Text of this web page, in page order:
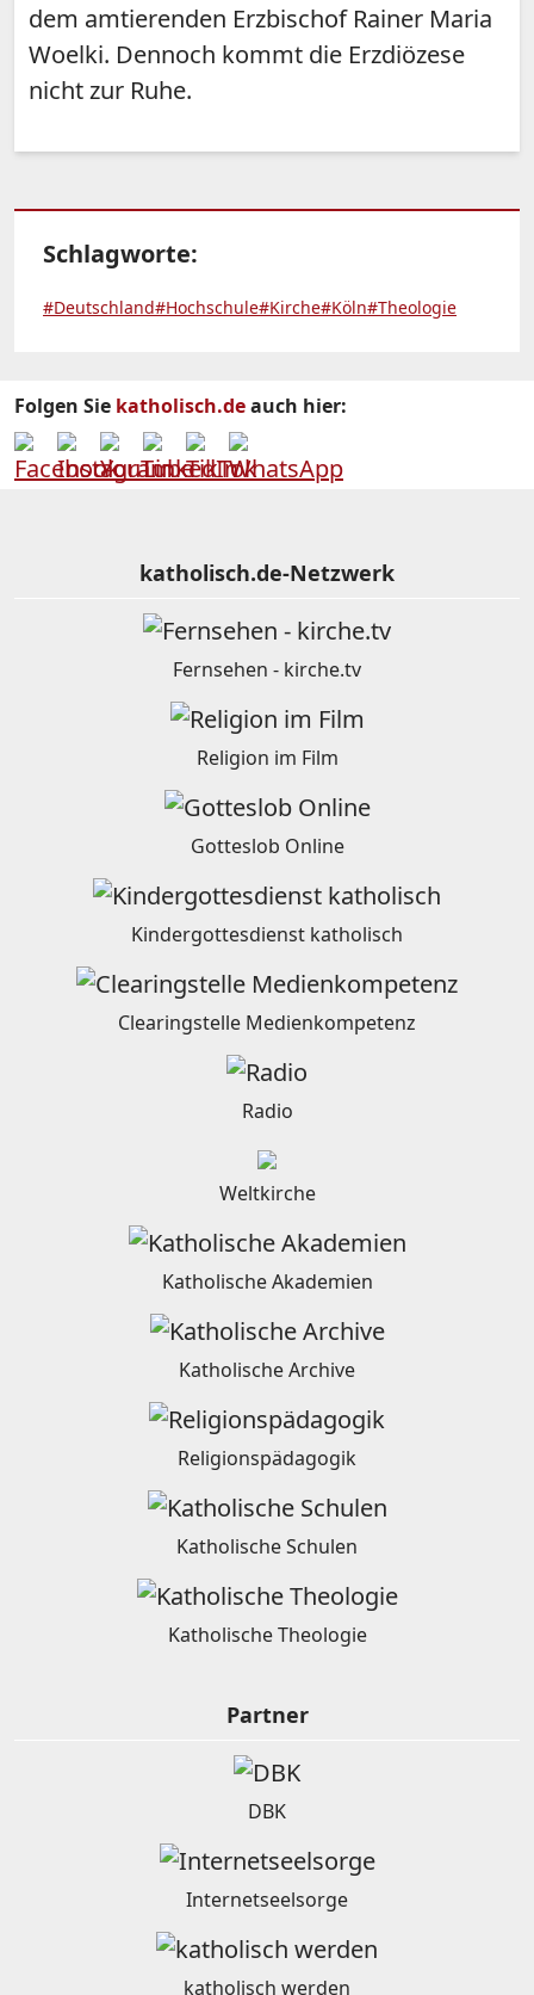
dem amtierenden Erzbischof Rainer Maria
Woelki. Dennoch kommt die Erzdiözese
nicht zur Ruhe.
Schlagworte:
#Deutschland#Hochschule#Kirche#Köln#Theologie
Folgen Sie katholisch.deauch hier:
katholisch.de-Netzwerk
Fernsehen - kirche.tv
Religion im Film
Gotteslob Online
Kindergottesdienst katholisch
Clearingstelle Medienkompetenz
Radio
Weltkirche
Katholische Akademien
Katholische Archive
Religionspädagogik
Katholische Schulen
Katholische Theologie
Partner
DBK
Internetseelsorge
katholisch werden